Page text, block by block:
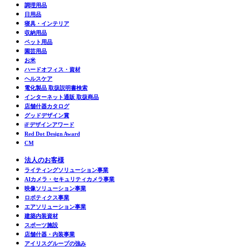
調理用品
日用品
寝具・インテリア
収納用品
ペット用品
園芸用品
お米
ハードオフィス・資材
ヘルスケア
電化製品 取扱説明書検索
インターネット通販 取扱商品
店舗什器カタログ
グッドデザイン賞
iFデザインアワード
Red Dot Design Award
CM
法人のお客様
ライティングソリューション事業
AIカメラ・セキュリティカメラ事業
映像ソリューション事業
ロボティクス事業
エアソリューション事業
建築内装資材
スポーツ施設
店舗什器・内装事業
アイリスグループの強み